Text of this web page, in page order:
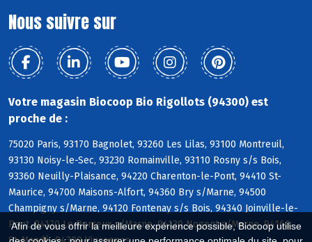
Afin de vous offrir la meilleure expérience possible, Biocoop utilise
Nous suivre sur
Votre magasin Biocoop Bio Rigollots (94300) est
proche de :
75020 Paris, 93170 Bagnolet, 93260 Les Lilas, 93100 Montreuil,
93130 Noisy-le-Sec, 93230 Romainville, 93110 Rosny s/s Bois,
93360 Neuilly-Plaisance, 94220 Charenton-le-Pont, 94410 St-
Maurice, 94700 Maisons-Alfort, 94360 Bry s/Marne, 94500
Champigny s/Marne, 94120 Fontenay s/s Bois, 94340 Joinville-le-
Pont, 94170 Le Perreux s/Marne, 94130 Nogent s/Marne, 94160